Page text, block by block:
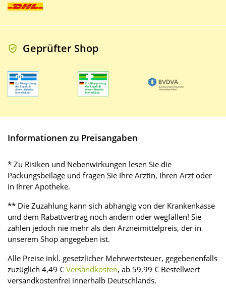
Geprüfter Shop
Informationen zu Preisangaben
* Zu Risiken und Nebenwirkungen lesen Sie die
Packungsbeilage und fragen Sie Ihre Ärztin, Ihren Arzt oder
in Ihrer Apotheke.
** Die Zuzahlung kann sich abhängig von der Krankenkasse
und dem Rabattvertrag noch ändern oder wegfallen! Sie
zahlen jedoch nie mehr als den Arzneimittelpreis, der in
unserem Shop angegeben ist.
Alle Preise inkl. gesetzlicher Mehrwertsteuer, gegebenenfalls
zuzüglich 4,49 € Versandkosten, ab 59,99 € Bestellwert
versandkostenfrei innerhalb Deutschlands.